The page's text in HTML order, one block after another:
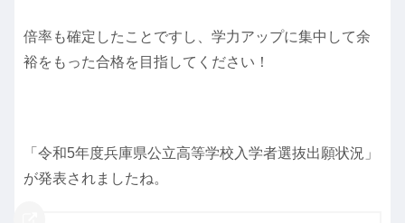
倍率も確定したことですし、学力アップに集中して余
裕をもった合格を目指してください！
「令和5年度兵庫県公立高等学校入学者選抜出願状況」
が発表されましたね。